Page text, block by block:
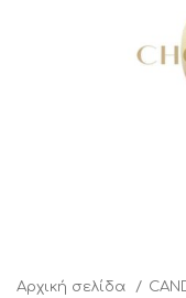
Αρχική σελίδα